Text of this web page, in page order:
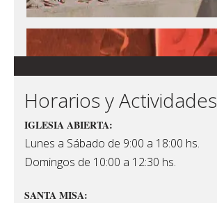
Horarios y Actividades
IGLESIA ABIERTA:
Lunes a Sábado de 9:00 a 18:00 hs.
Domingos de 10:00 a 12:30 hs.
SANTA MISA: